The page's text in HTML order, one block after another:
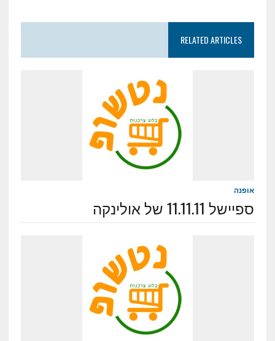
RELATED ARTICLES
אופנה
ספיישל 11.11.11 של אולינקה